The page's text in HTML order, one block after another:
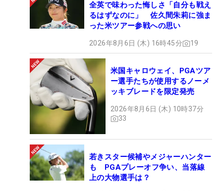
全英で味わった悔しさ「自分も戦え
るはずなのに」 佐久間朱莉に強ま
った米ツアー参戦への思い
2026年8月6日 (木) 16時45分 19
米国キャロウェイ、PGAツア
ー選手たちが使用するノーメ
ッキブレードを限定発売
2026年8月6日 (木) 10時37分
33
若きスター候補やメジャーハンター
も PGAプレーオフ争い、当落線
上の大物選手は？